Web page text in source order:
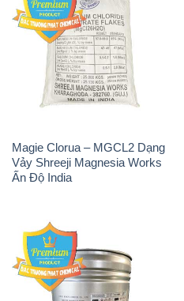
Magie Clorua – MGCL2 Dạng
Vảy Shreeji Magnesia Works
Ấn Độ India